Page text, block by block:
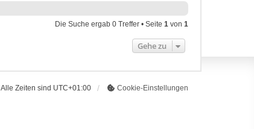
Die Suche ergab 0 Treffer • Seite 1 von 1
Gehe zu
Alle Zeiten sind UTC+01:00 Cookie-Einstellungen